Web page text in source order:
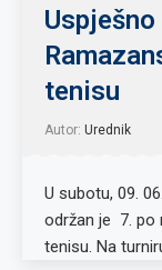
tenisu
Autor: Urednik
U subotu, 09.
održan je 7. po
tenisu. Na